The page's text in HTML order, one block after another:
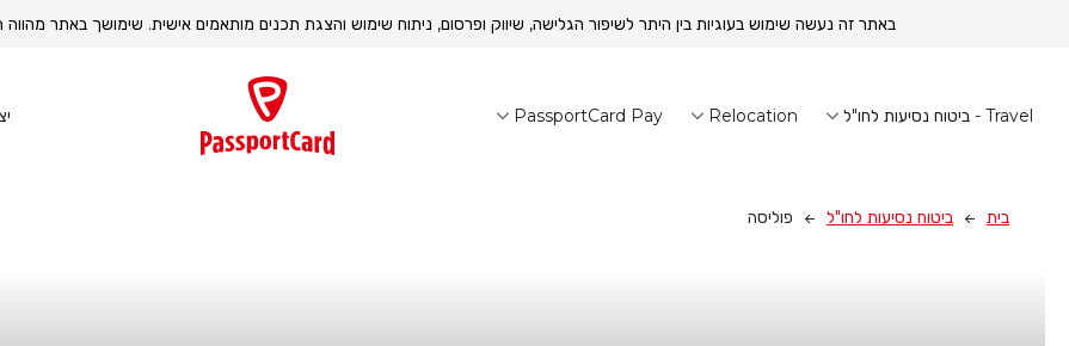
באתר זה נעשה שימוש בעוגיות בין היתר לשיפור הגלישה, שיווק ופרסום, ניתוח שימוש והצגת תכנים מותאמים אישית. שימושך באתר
Travel - ביטוח נסיעות לחו"ל Relocation
PassportCard Pay
בית ביטוח נסיעות לחו"ל פוליסה